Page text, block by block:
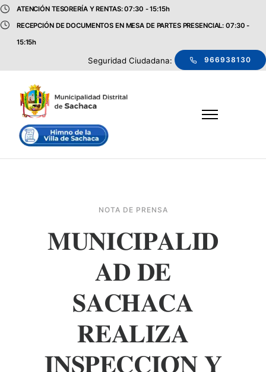
ATENCIÓN TESORERÍA Y RENTAS: 07:30 - 15:15h
RECEPCIÓN DE DOCUMENTOS EN MESA DE PARTES PRESENCIAL: 07:30 -
15:15h
Seguridad Ciudadana: 966938130
NOTA DE PRENSA
𝐌𝐔𝐍𝐈𝐂𝐈𝐏𝐀𝐋𝐈𝐃
𝐀𝐃 𝐃𝐄
𝐒𝐀𝐂𝐇𝐀𝐂𝐀
𝐑𝐄𝐀𝐋𝐈𝐙𝐀
𝐈𝐍𝐒𝐏𝐄𝐂𝐂𝐈𝐎́𝐍 𝐘